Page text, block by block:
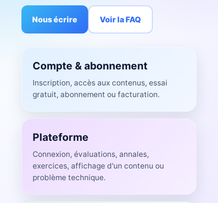
Nous écrire Voir la FAQ
Compte & abonnement
Inscription, accès aux contenus, essai
gratuit, abonnement ou facturation.
Plateforme
Connexion, évaluations, annales,
exercices, affichage d'un contenu ou
problème technique.